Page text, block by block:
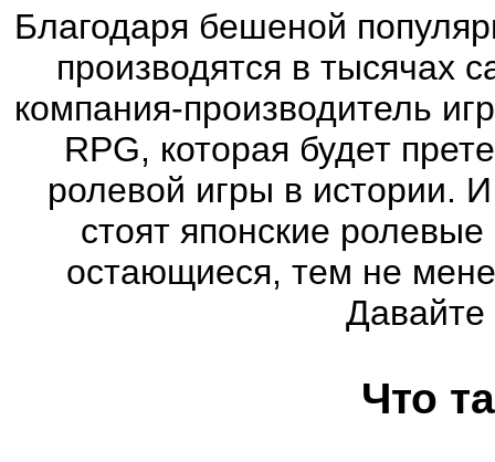
Благодаря бешеной
производятся в тысячах
компания-производитель
RPG, которая будет
ролевой игры в истории.
стоят японские
остающиеся, тем не
Что